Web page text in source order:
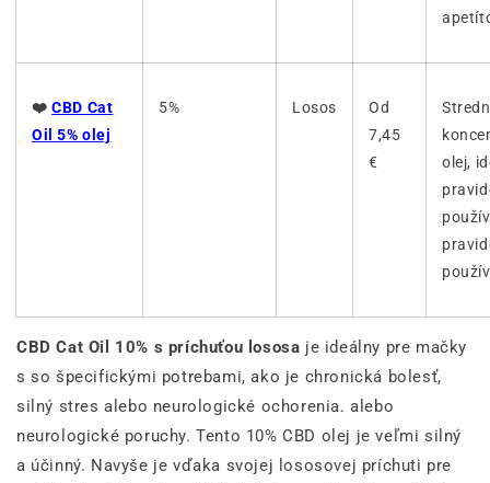
❤️ CBD Cat
Oil 5% olej
5% Losos
Od
7,45
€
olej,
CBD Cat Oil 10% s príchuťou lososa je ideálny pre mačky
s so špecifickými potrebami, ako je chronická bolesť,
silný stres alebo neurologické ochorenia. alebo
neurologické poruchy. Tento 10% CBD olej je veľmi silný
a účinný. Navyše je vďaka svojej lososovej príchuti pre